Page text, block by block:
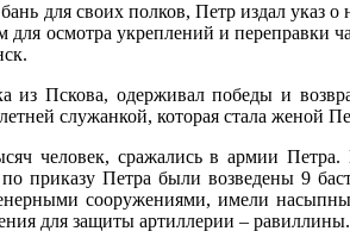
для своих полков, Петр издал
осмотра укреплений и переправки
из Пскова, одерживал победы и
служанкой, которая стала женой
человек, сражались в армии
приказу Петра были возведены 9
сооружениями, имели
для защиты артиллерии –